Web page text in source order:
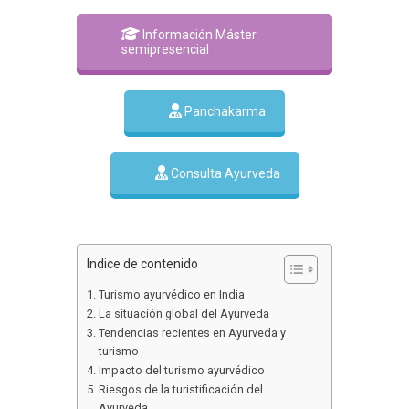
Información Máster
semipresencial
Panchakarma
Consulta Ayurveda
Indice de contenido
Turismo ayurvédico en India
La situación global del Ayurveda
Tendencias recientes en Ayurveda y
turismo
Impacto del turismo ayurvédico
Riesgos de la turistificación del